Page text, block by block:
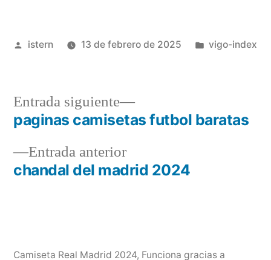
Publicado
istern 13 de febrero de 2025
Publicado
vigo-index
Navegación
deEntrada anteriorEntrada
anterior:
chandal del madrid 2024
Entrada siguiente
Entrada
siguiente:
paginas camisetas futbol baratas
Camiseta Real Madrid 2024, Funciona gracias a